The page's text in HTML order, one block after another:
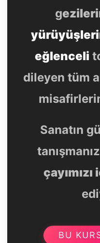
g
eğlenceli
dileyen tüm
Sanatın
BU